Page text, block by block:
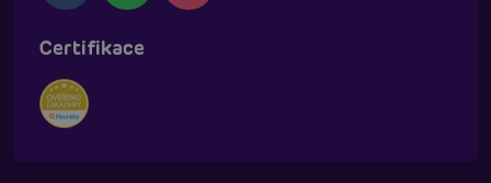
Certifikace